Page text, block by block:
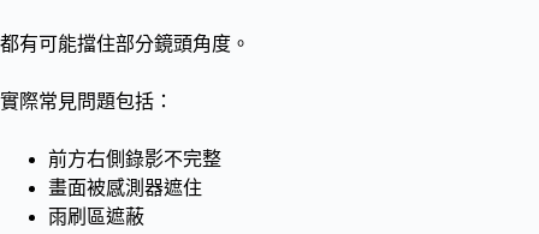
都有可能擋住部分鏡頭角度。
實際常見問題包括：
前方右側錄影不完整
畫面被感測器遮住
雨刷區遮蔽